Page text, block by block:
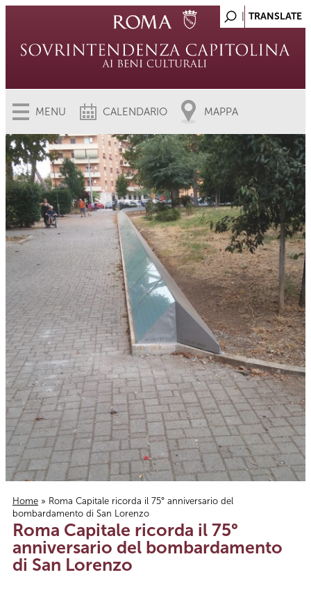
MENU CALENDARIO MAPPA
Tu sei qui
Home » Roma Capitale ricorda il 75° anniversario del
bombardamento di San Lorenzo
Roma Capitale ricorda il 75°
anniversario del bombardamento
di San Lorenzo